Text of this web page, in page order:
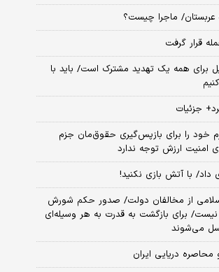
قرار گرفت
برای همه یک تهدید مشترک است/ باید با
جزئیات
خود را برای بازپس‌گیری حقوق‌مان جزم
امنیت ارزش توجه ندارد
با آتش بازی نکنید!
اسلامی از مخالفان دولت/ صدور حکم شورش
نیست/ برای بازگشت به قدرت به هر وسیله‌ای
می‌شوند
دریایی ایران